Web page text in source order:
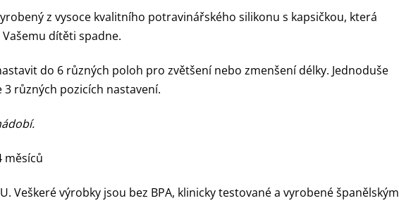
z vysoce kvalitního potravinářského silikonu s kapsičkou, která
dítěti spadne.
do 6 různých poloh pro zvětšení nebo zmenšení délky. Jednoduše
3 různých pozicích nastavení.
měsíců
Veškeré výrobky jsou bez BPA, klinicky testované a vyrobené španělským